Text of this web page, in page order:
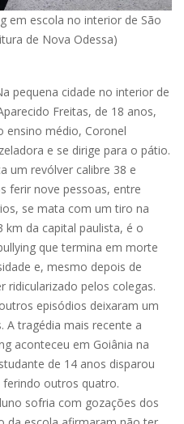
em escola no interior de São
de Nova Odessa)
pequena cidade no interior de
Freitas, de 18 anos,
ensino médio, Coronel
e se dirige para o pátio.
um revólver calibre 38 e
ferir nove pessoas, entre
se mata com um tiro na
km da capital paulista, é o
que termina em morte
e, mesmo depois de
ridicularizado pelos colegas.
episódios deixaram um
A tragédia mais recente a
aconteceu em Goiânia na
de 14 anos disparou
outros quatro.
sofria com gozações dos